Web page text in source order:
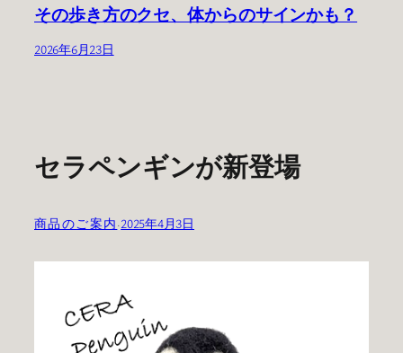
その歩き方のクセ、体からのサインかも？
2026年6月23日
セラペンギンが新登場
商品のご案内·2025年4月3日